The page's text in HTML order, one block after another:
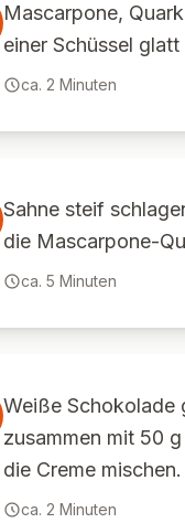
Mascarpone,
einer Schüssel glatt
ca. 2 Minuten
Sahne steif
die Mascarpone-
ca. 5 Minuten
Weiße Schokolade
zusammen mit 50
die Creme mischen.
ca. 2 Minuten